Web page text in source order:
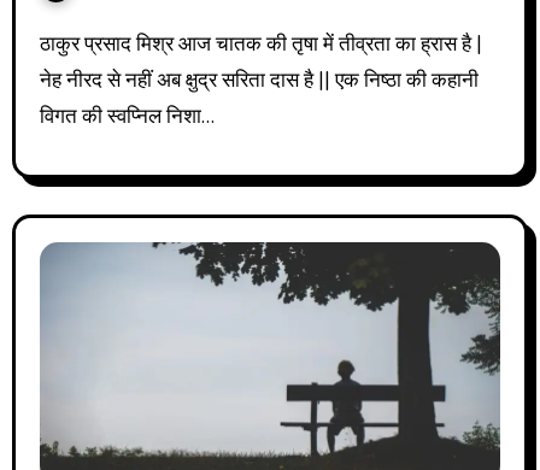
ठाकुर प्रसाद मिश्र आज चातक की तृषा में तीव्रता का ह्रास है |
नेह नीरद से नहीं अब क्षुद्र सरिता दास है || एक निष्ठा की कहानी
विगत की स्वप्निल निशा…